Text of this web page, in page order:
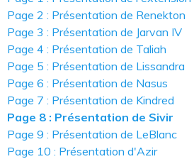
Page 2 : Présentation de Renekton
Page 3 : Présentation de Jarvan IV
Page 4 : Présentation de Taliah
Page 5 : Présentation de Lissandra
Page 6 : Présentation de Nasus
Page 7 : Présentation de Kindred
Page 8 : Présentation de Sivir
Page 9 : Présentation de LeBlanc
Page 10 : Présentation d'Azir